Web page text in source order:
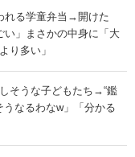
れる学童弁当→開けた
」まさかの中身に「大
り多い」
そうな子どもたち→“鑑
うなるわなw」「分かる